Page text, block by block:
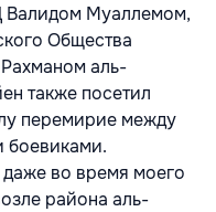
Валидом Муаллемом,
Общества
аль-
также посетил
перемирие между
боевиками.
даже во время моего
района аль-